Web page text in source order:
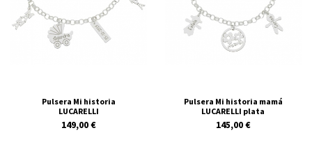
Pulsera Mi historia
LUCARELLI
149,00 €
Pulsera Mi historia mamá
LUCARELLI plata
145,00 €